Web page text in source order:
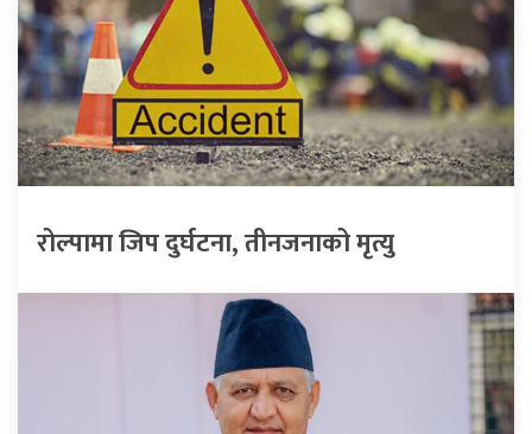
रोल्पामा जिप दुर्घटना, तीनजनाको मृत्यु